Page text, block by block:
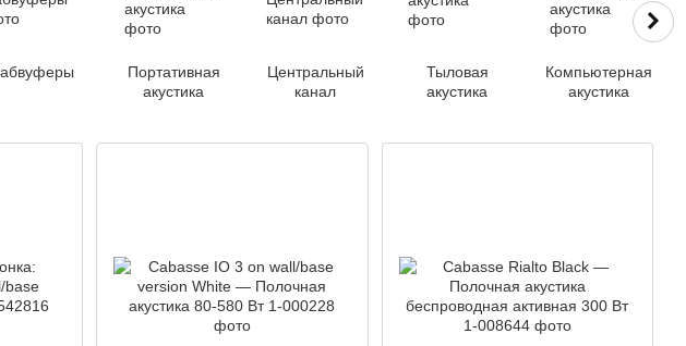
Портативная
акустика
Центральный
канал
Тыловая
акустика
Компьютерная
акустика